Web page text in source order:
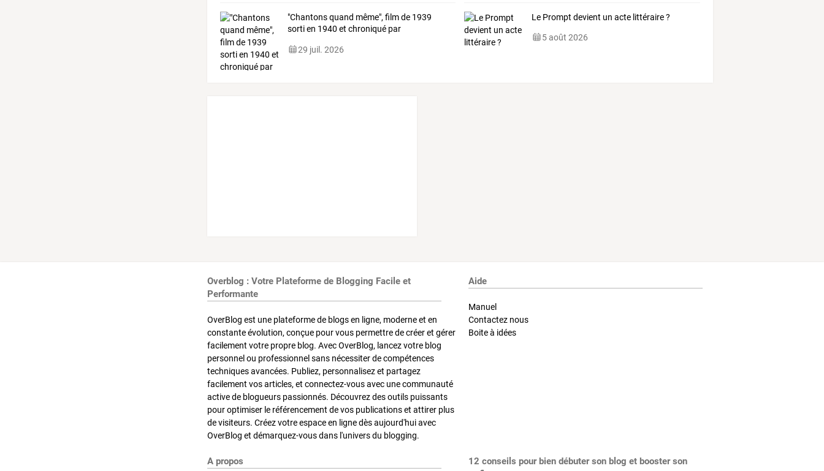
"Chantonsquand même", filmde1939
sortien 1940 et chroniquépar
29 juil. 2026
Le Prompt devient un acte littéraire ?
5 août 2026
Overblog : Votre Plateforme de Blogging Facile et
Performante
OverBlog est une plateforme de blogs en ligne, moderne et en
constante évolution, conçue pour vous permettre de créer et gérer
facilement votre propre blog. Avec OverBlog, lancez votre blog
personnel ou professionnel sans nécessiter de compétences
techniques avancées. Publiez, personnalisez et partagez
facilement vos articles, et connectez-vous avec une communauté
active de blogueurs passionnés. Découvrez des outils puissants
pour optimiser le référencement de vos publications et attirer plus
de visiteurs. Créez votre espace en ligne dès aujourd'hui avec
OverBlog et démarquez-vous dans l'univers du blogging.
Aide
Manuel
Contactez nous
Boite à idées
A propos
12 conseils pour bien débuter son blog et booster son